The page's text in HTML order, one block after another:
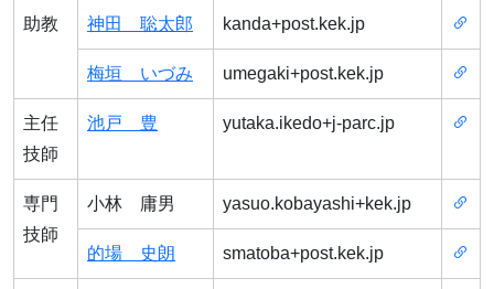
助教 神田 聡太郎 kanda+post.kek.jp
梅垣 いづみ umegaki+post.kek.jp
主任
技師
池戸 豊 yutaka.ikedo+j-parc.jp
専門
技師
小林 庸男 yasuo.kobayashi+kek.jp
的場 史朗 smatoba+post.kek.jp